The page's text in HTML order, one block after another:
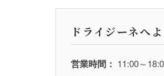
ドライジーネへ
営業時間： 11:00～